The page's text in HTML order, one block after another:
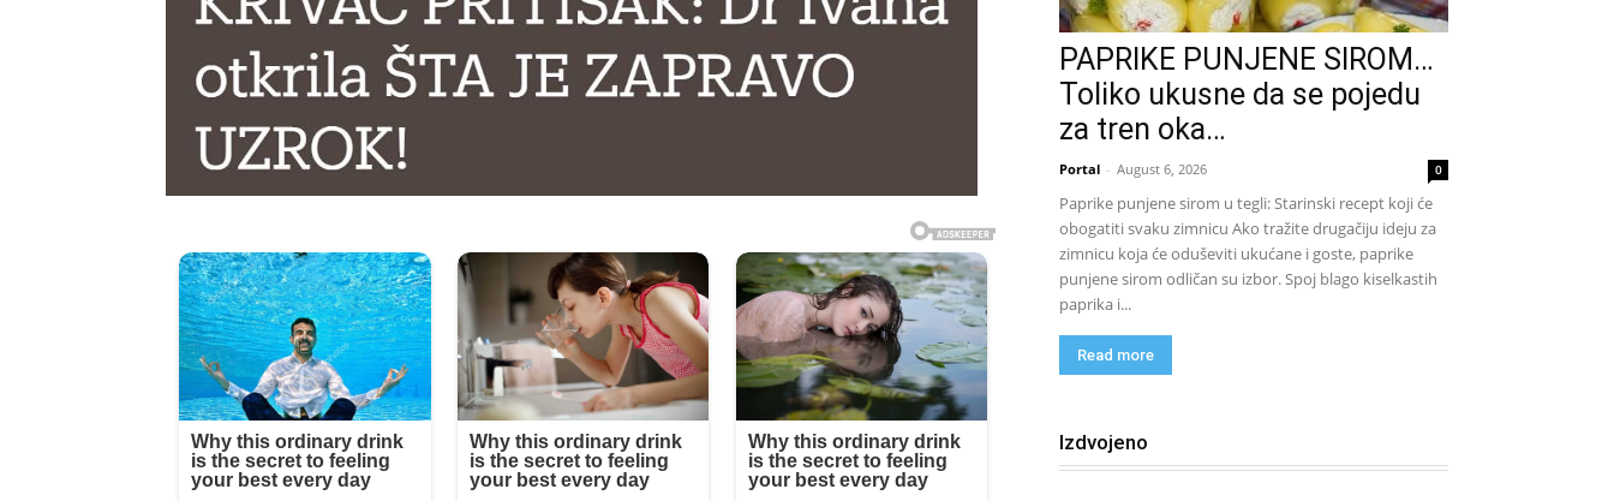
PAPRIKE PUNJENE SIROM…
Toliko ukusne da se pojedu
za tren oka…
Portal - August 6, 2026 0
Paprike punjene sirom u tegli: Starinski recept koji će
obogatiti svaku zimnicu Ako tražite drugačiju ideju za
zimnicu koja će oduševiti ukućane i goste, paprike
punjene sirom odličan su izbor. Spoj blago kiselkastih
paprika i...
Read more
Izdvojeno